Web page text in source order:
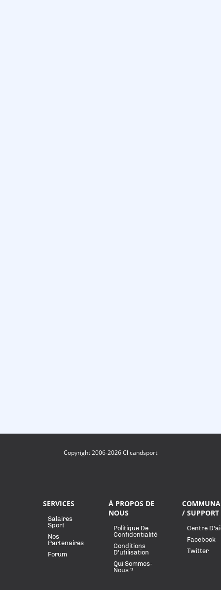
Copyright 2006-2026 Clicandsport
SERVICES
Salaires
Sport
Nos
Partenaires
Forum
À PROPOS DE
NOUS
Politique De
Confidentialité
Conditions
D'utilisation
Qui Sommes-
Nous ?
/ SUPPORT
Centre
Facebook
Twitter